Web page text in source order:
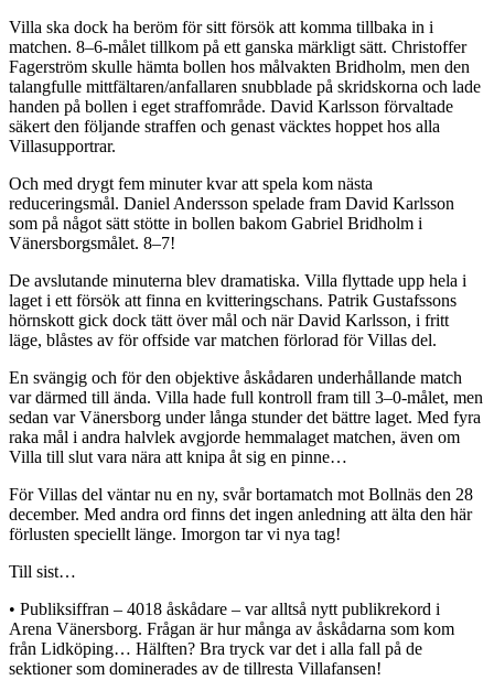
Villa ska dock ha beröm för sitt försök att komma tillbaka in i
matchen. 8–6-målet tillkom på ett ganska märkligt sätt. Christoffer
Fagerström skulle hämta bollen hos målvakten Bridholm, men den
talangfulle mittfältaren/anfallaren snubblade på skridskorna och lade
handen på bollen i eget straffområde. David Karlsson förvaltade
säkert den följande straffen och genast väcktes hoppet hos alla
Villasupportrar.
Och med drygt fem minuter kvar att spela kom nästa
reduceringsmål. Daniel Andersson spelade fram David Karlsson
som på något sätt stötte in bollen bakom Gabriel Bridholm i
Vänersborgsmålet. 8–7!
De avslutande minuterna blev dramatiska. Villa flyttade upp hela i
laget i ett försök att finna en kvitteringschans. Patrik Gustafssons
hörnskott gick dock tätt över mål och när David Karlsson, i fritt
läge, blåstes av för offside var matchen förlorad för Villas del.
En svängig och för den objektive åskådaren underhållande match
var därmed till ända. Villa hade full kontroll fram till 3–0-målet, men
sedan var Vänersborg under långa stunder det bättre laget. Med fyra
raka mål i andra halvlek avgjorde hemmalaget matchen, även om
Villa till slut vara nära att knipa åt sig en pinne…
För Villas del väntar nu en ny, svår bortamatch mot Bollnäs den 28
december. Med andra ord finns det ingen anledning att älta den här
förlusten speciellt länge. Imorgon tar vi nya tag!
Till sist…
• Publiksiffran – 4018 åskådare – var alltså nytt publikrekord i
Arena Vänersborg. Frågan är hur många av åskådarna som kom
från Lidköping… Hälften? Bra tryck var det i alla fall på de
sektioner som dominerades av de tillresta Villafansen!